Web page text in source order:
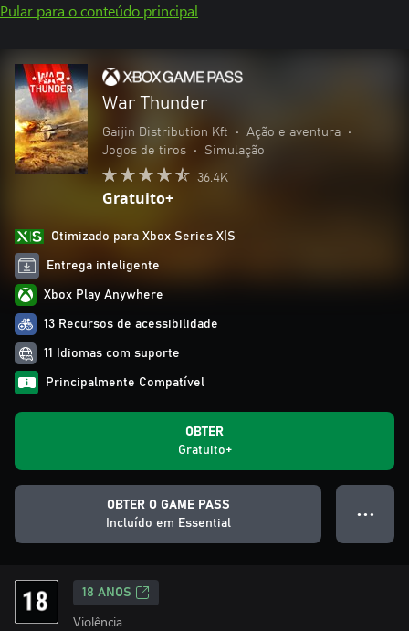
Pular para o conteúdo principal
War Thunder
Gaijin Distribution Kft • Ação e aventura
•
Jogos de tiros
• Simulação
36.4K
Gratuito+
Otimizado para Xbox Series X|S
Entrega inteligente
Xbox Play Anywhere
13 Recursos de acessibilidade
11 Idiomas com suporte
Principalmente Compatível
OBTER
Gratuito+
OBTER O GAME PASS
Incluído em Essential
● ● ●
18 ANOS
Violência